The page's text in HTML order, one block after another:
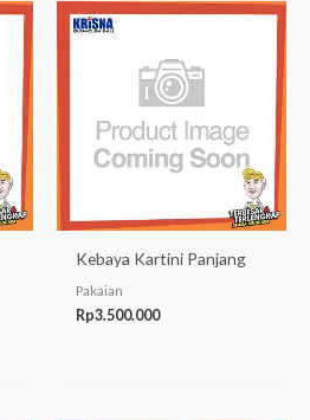
Kebaya Kartini Panjang
Pakaian
Rp3.500.000